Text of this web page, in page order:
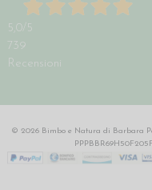
5,0 /5
739
Recensioni
© 2026 Bimbo e Natura di Barbara